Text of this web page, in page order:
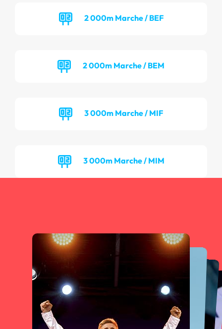
2 000m Marche / BEF
2 000m Marche / BEM
3 000m Marche / MIF
3 000m Marche / MIM